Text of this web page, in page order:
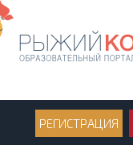
РЕГИСТРАЦИЯ